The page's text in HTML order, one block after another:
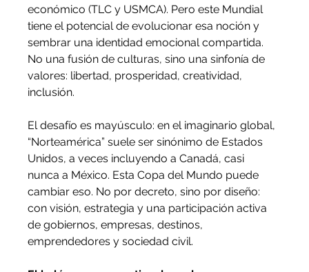
económico (TLC y USMCA). Pero este Mundial
tiene el potencial de evolucionar esa noción y
sembrar una identidad emocional compartida.
No una fusión de culturas, sino una sinfonía de
valores: libertad, prosperidad, creatividad,
inclusión.
El desafío es mayúsculo: en el imaginario global,
“Norteamérica” suele ser sinónimo de Estados
Unidos, a veces incluyendo a Canadá, casi
nunca a México. Esta Copa del Mundo puede
cambiar eso. No por decreto, sino por diseño:
con visión, estrategia y una participación activa
de gobiernos, empresas, destinos,
emprendedores y sociedad civil.